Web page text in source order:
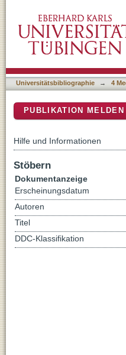
MRI Quantifies
Universitätsbibliographie → 4
PUBLIKATION MELDEN
Hilfe und Informationen
Stöbern
Dokumentanzeige
Erscheinungsdatum
Autoren
Titel
DDC-Klassifikation